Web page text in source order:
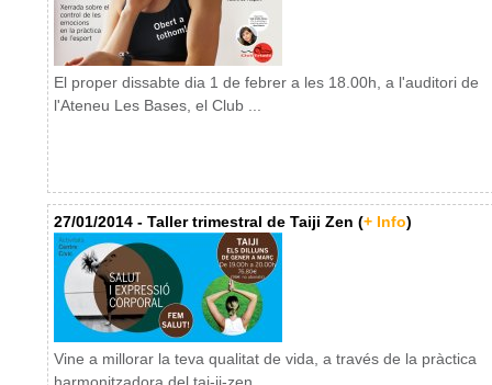
El proper dissabte dia 1 de febrer a les 18.00h, a l'auditori de
l'Ateneu Les Bases, el Club ...
27/01/2014 - Taller trimestral de Taiji Zen (+ Info)
Vine a millorar la teva qualitat de vida, a través de la pràctica